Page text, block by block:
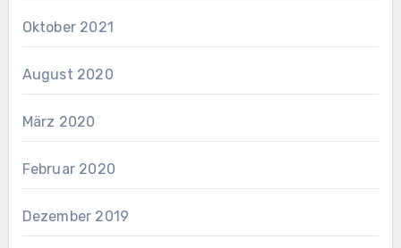
Oktober 2021
August 2020
März 2020
Februar 2020
Dezember 2019